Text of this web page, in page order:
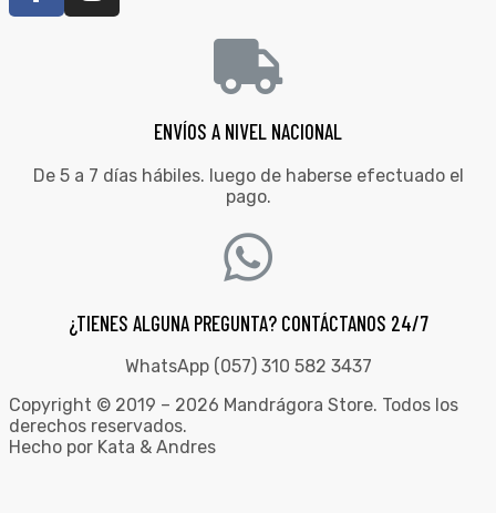
ENVÍOS A NIVEL NACIONAL
De 5 a 7 días hábiles. luego de haberse efectuado el
pago.
¿TIENES ALGUNA PREGUNTA? CONTÁCTANOS 24/7
WhatsApp (057) 310 582 3437
Copyright © 2019 – 2026 Mandrágora Store. Todos los
derechos reservados.
Hecho por Kata & Andres